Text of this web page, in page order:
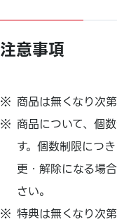
注意事項
商品は無くなり次
商品について、個
す。個数制限につ
更・解除になる場
さい。
特典は無くなり次